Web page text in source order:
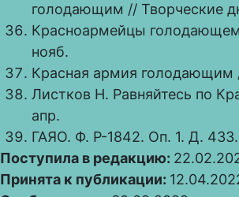
голодающим // Творческие
Красноармейцы
нояб.
Красная армия голодающим
Листков Н. Равняйтесь по
апр.
ГАЯО. Ф. Р-1842. Оп. 1. Д. 433.
Поступила в редакцию:
Принята к публикации: